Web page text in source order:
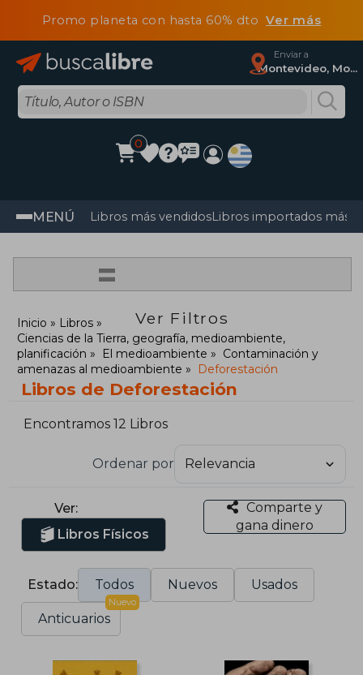
Promo planeta con hasta 60% dtoVer más
Enviar a
Montevideo, Montevideo
0
MENÚ Libros más vendidosLibros importados más
=
Ver Filtros
Inicio
Libros
Ciencias de la Tierra, geografía, medioambiente,
planificación
El medioambiente
Contaminación y
amenazas al medioambiente
Deforestación
Libros de Deforestación
Encontramos 12 Libros
Ordenar por
Ver:
Libros Físicos
Comparte y
gana dinero
Estado: Todos Nuevos Usados
Anticuarios
Nuevo